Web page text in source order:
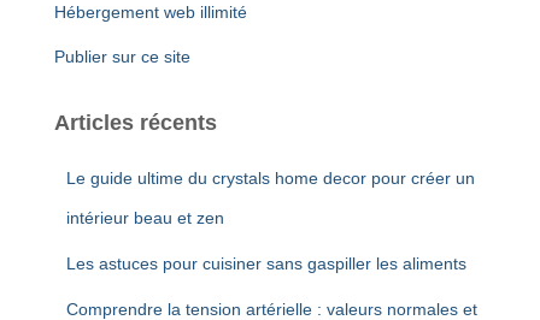
Hébergement web illimité
Publier sur ce site
Articles récents
Le guide ultime du crystals home decor pour créer un
intérieur beau et zen
Les astuces pour cuisiner sans gaspiller les aliments
Comprendre la tension artérielle : valeurs normales et